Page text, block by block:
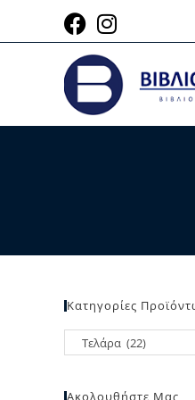
Κατηγορίες
Ακολουθήστε Μας